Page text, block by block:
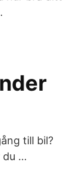
till bil?
du …